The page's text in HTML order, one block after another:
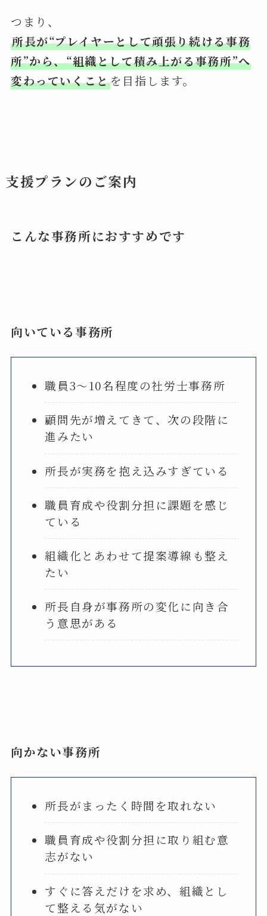
つまり、
所長が“プレイヤーとして頑張り続ける事務
所”から、“組織として積み上がる事務所”へ
変わっていくことを目指します。
支援プランのご案内
こんな事務所におすすめです
向いている事務所
職員3〜10名程度の社労士事務所
顧問先が増えてきて、次の段階に
進みたい
所長が実務を抱え込みすぎている
職員育成や役割分担に課題を感じ
ている
組織化とあわせて提案導線も整え
たい
所長自身が事務所の変化に向き合
う意思がある
向かない事務所
所長がまったく時間を取れない
職員育成や役割分担に取り組む意
志がない
すぐに答えだけを求め、組織とし
て整える気がない